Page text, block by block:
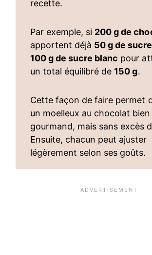
recette.
Par exemple, si 200 g de
apportent déjà 50 g de sucre
100 g de sucre blanc pour
un total équilibré de 150 g.
Cette façon de faire permet
un moelleux au chocolat
gourmand, mais sans excès
Ensuite, chacun peut ajuster
légèrement selon ses goûts.